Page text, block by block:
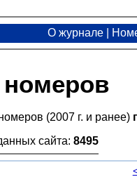
О журнале
(2007 г. и ранее)
сайта: 8495